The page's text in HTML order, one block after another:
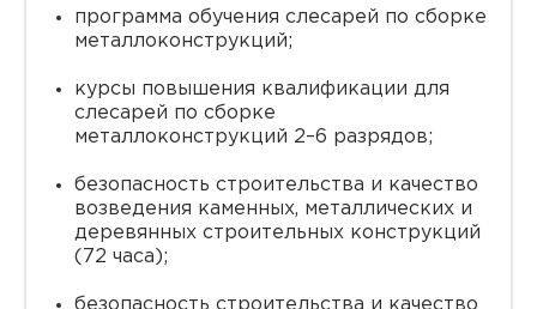
программа обучения слесарей по сборке
металлоконструкций;
курсы повышения квалификации для
слесарей по сборке
металлоконструкций 2–6 разрядов;
безопасность строительства и качество
возведения каменных, металлических и
деревянных строительных конструкций
(72 часа);
безопасность строительства и качество